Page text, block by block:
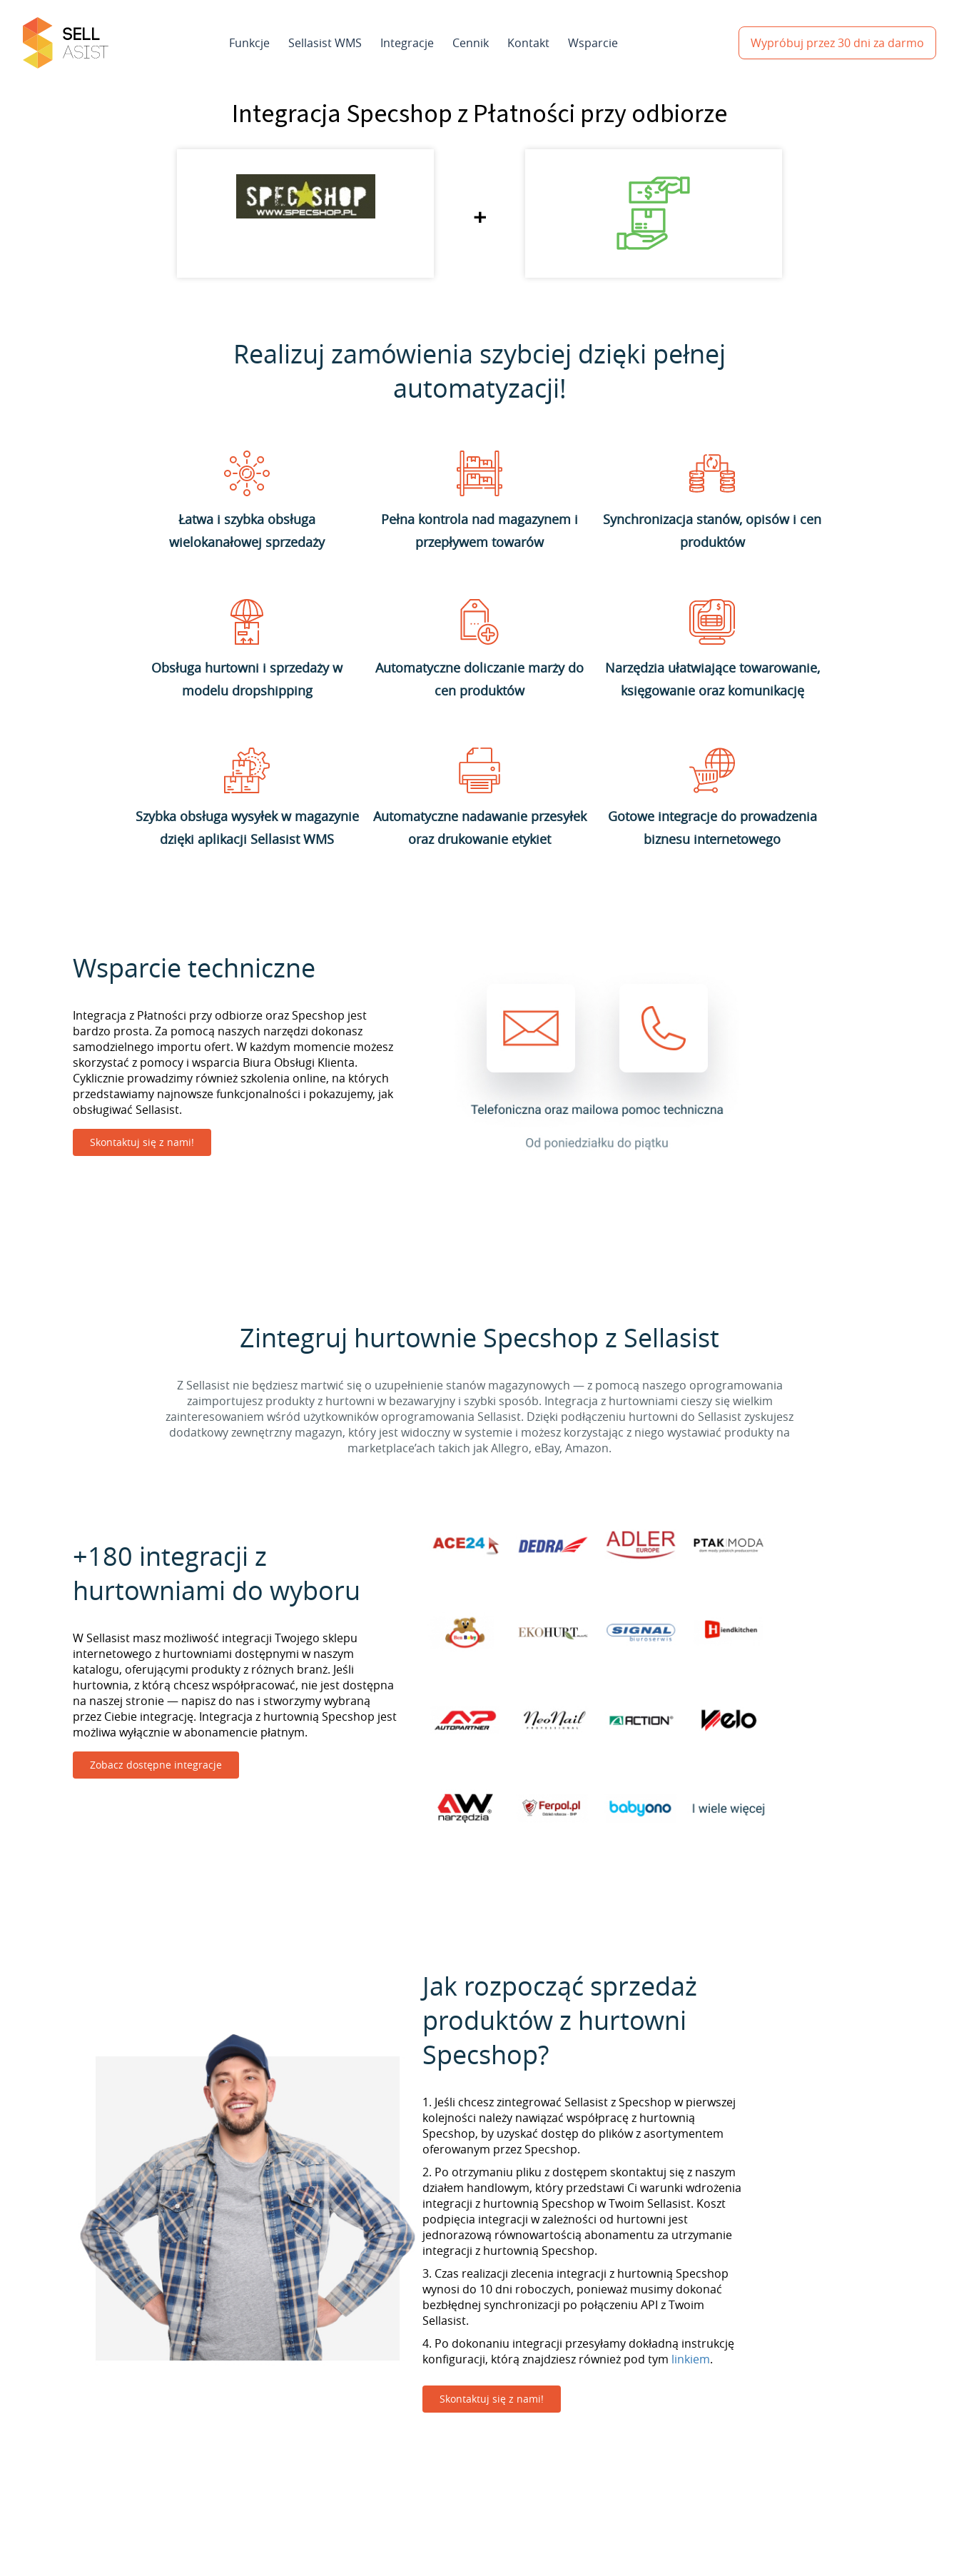
Funkcje Sellasist WMS Integracje Cennik Kontakt Wsparcie Wypróbuj przez 30 dni za darmo
Integracja Specshop z Płatności przy odbiorze
+
Realizuj zamówienia szybciej dzięki pełnej
automatyzacji!
Łatwa i szybka obsługa
wielokanałowej sprzedaży
Pełna kontrola nad magazynem i
przepływem towarów
Synchronizacja stanów, opisów i cen
produktów
Obsługa hurtowni i sprzedaży w
modelu dropshipping
Automatyczne doliczanie marży do
cen produktów
Narzędzia ułatwiające towarowanie,
księgowanie oraz komunikację
Szybka obsługa wysyłek w magazynie
dzięki aplikacji Sellasist WMS
Automatyczne nadawanie przesyłek
oraz drukowanie etykiet
Gotowe integracje do prowadzenia
biznesu internetowego
Wsparcie techniczne
Integracja z Płatności przy odbiorze oraz Specshop jest
bardzo prosta. Za pomocą naszych narzędzi dokonasz
samodzielnego importu ofert. W każdym momencie możesz
skorzystać z pomocy i wsparcia Biura Obsługi Klienta.
Cyklicznie prowadzimy również szkolenia online, na których
przedstawiamy najnowsze funkcjonalności i pokazujemy, jak
obsługiwać Sellasist.
Skontaktuj się z nami!
Zintegruj hurtownie Specshop z Sellasist
Z Sellasist nie będziesz martwić się o uzupełnienie stanów magazynowych — z pomocą naszego oprogramowania
zaimportujesz produkty z hurtowni w bezawaryjny i szybki sposób. Integracja z hurtowniami cieszy się wielkim
zainteresowaniem wśród użytkowników oprogramowania Sellasist. Dzięki podłączeniu hurtowni do Sellasist zyskujesz
dodatkowy zewnętrzny magazyn, który jest widoczny w systemie i możesz korzystając z niego wystawiać produkty na
marketplace’ach takich jak Allegro, eBay, Amazon.
+180 integracji z
hurtowniami do wyboru
W Sellasist masz możliwość integracji Twojego sklepu
internetowego z hurtowniami dostępnymi w naszym
katalogu, oferującymi produkty z różnych branż. Jeśli
hurtownia, z którą chcesz współpracować, nie jest dostępna
na naszej stronie — napisz do nas i stworzymy wybraną
przez Ciebie integrację. Integracja z hurtownią Specshop jest
możliwa wyłącznie w abonamencie płatnym.
Zobacz dostępne integracje
Jak rozpocząć sprzedaż
produktów z hurtowni
Specshop?
1. Jeśli chcesz zintegrować Sellasist z Specshop w pierwszej
kolejności należy nawiązać współpracę z hurtownią
Specshop, by uzyskać dostęp do plików z asortymentem
oferowanym przez Specshop.
2. Po otrzymaniu pliku z dostępem skontaktuj się z naszym
działem handlowym, który przedstawi Ci warunki wdrożenia
integracji z hurtownią Specshop w Twoim Sellasist. Koszt
podpięcia integracji w zależności od hurtowni jest
jednorazową równowartością abonamentu za utrzymanie
integracji z hurtownią Specshop.
3. Czas realizacji zlecenia integracji z hurtownią Specshop
wynosi do 10 dni roboczych, ponieważ musimy dokonać
bezbłędnej synchronizacji po połączeniu API z Twoim
Sellasist.
4. Po dokonaniu integracji przesyłamy dokładną instrukcję
konfiguracji, którą znajdziesz również pod tym linkiem.
Skontaktuj się z nami!